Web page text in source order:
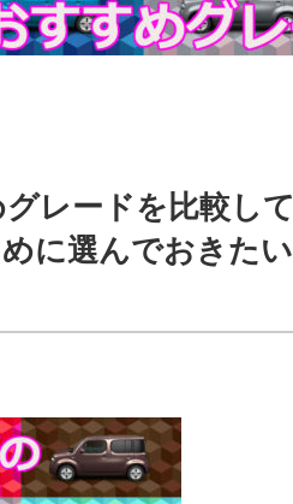
レードを比較して
に選んでおきたい